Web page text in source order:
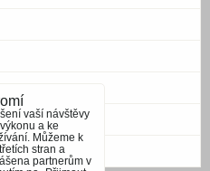
vaší návštěvy
a ke
Můžeme k
stran a
partnerům v